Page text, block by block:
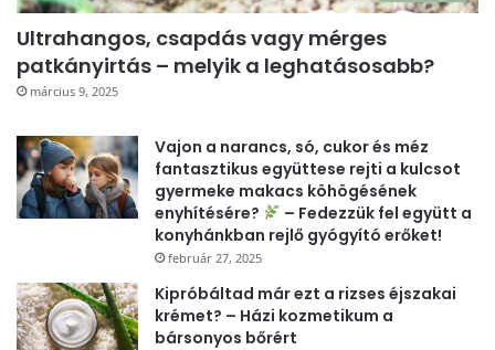
Ultrahangos, csapdás vagy mérges
patkányirtás – melyik a leghatásosabb?
március 9, 2025
Vajon a narancs, só, cukor és méz
fantasztikus együttese rejti a kulcsot
gyermeke makacs köhögésének
enyhítésére?
– Fedezzük fel együtt a
konyhánkban rejlő gyógyító erőket!
február 27, 2025
Kipróbáltad már ezt a rizses éjszakai
krémet? – Házi kozmetikum a
bársonyos bőrért